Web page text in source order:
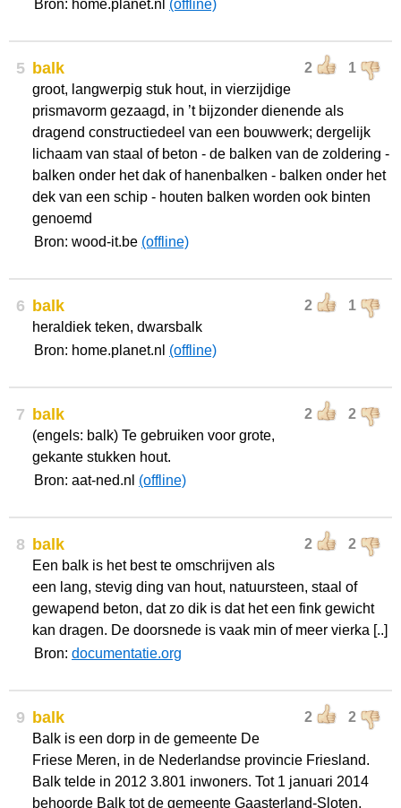
Bron: home.planet.nl (offline)
5 2 1
balk
groot, langwerpig stuk hout, in vierzijdige
prismavorm gezaagd, in ’t bijzonder dienende als
dragend constructiedeel van een bouwwerk; dergelijk
lichaam van staal of beton - de balken van de zoldering -
balken onder het dak of hanenbalken - balken onder het
dek van een schip - houten balken worden ook binten
genoemd
Bron: wood-it.be (offline)
6 2 1
balk
heraldiek teken, dwarsbalk
Bron: home.planet.nl (offline)
7 2 2
balk
(engels: balk) Te gebruiken voor grote,
gekante stukken hout.
Bron: aat-ned.nl (offline)
8 2 2
balk
Een balk is het best te omschrijven als
een lang, stevig ding van hout, natuursteen, staal of
gewapend beton, dat zo dik is dat het een fink gewicht
kan dragen. De doorsnede is vaak min of meer vierka [..]
Bron: documentatie.org
9 2 2
balk
Balk is een dorp in de gemeente De
Friese Meren, in de Nederlandse provincie Friesland.
Balk telde in 2012 3.801 inwoners. Tot 1 januari 2014
behoorde Balk tot de gemeente Gaasterland-Sloten.